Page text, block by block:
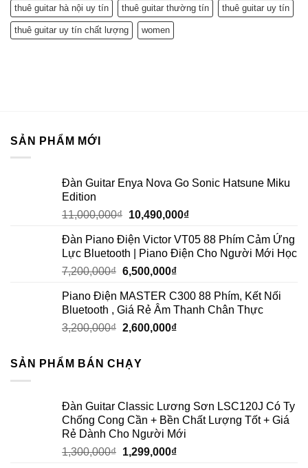
thuê guitar hà nội uy tín thuê guitar thường tín thuê guitar uy tín
thuê guitar uy tín chất lượng women
SẢN PHẨM MỚI
Đàn Guitar Enya Nova Go Sonic Hatsune Miku
Edition
11,000,000₫ 10,490,000₫
Đàn Piano Điện Victor VT05 88 Phím Cảm Ứng
Lực Bluetooth | Piano Điện Cho Người Mới Học
7,200,000₫ 6,500,000₫
Piano Điện MASTER C300 88 Phím, Kết Nối
Bluetooth , Giá Rẻ Âm Thanh Chân Thực
3,200,000₫ 2,600,000₫
SẢN PHẨM BÁN CHẠY
Đàn Guitar Classic Lương Sơn LSC120J Có Ty
Chống Cong Cần + Bền Chất Lượng Tốt + Giá
Rẻ Dành Cho Người Mới
1,300,000₫ 1,299,000₫